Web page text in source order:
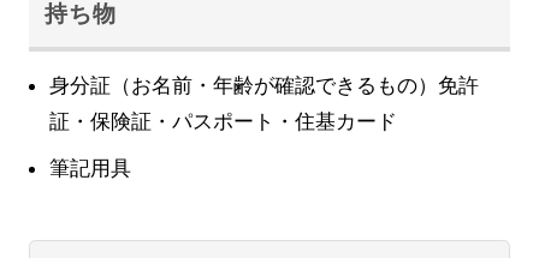
持ち物
身分証（お名前・年齢が確認できるもの）免許
証・保険証・パスポート・住基カード
筆記用具